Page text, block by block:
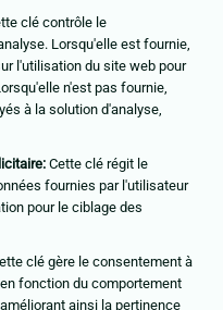
clé contrôle le
Lorsqu'elle est fournie,
l'utilisation du site web pour
n'est pas fournie,
à la solution d'analyse,
: Cette clé régit le
fournies par l'utilisateur
pour le ciblage des
clé gère le consentement à
fonction du comportement
ainsi la pertinence